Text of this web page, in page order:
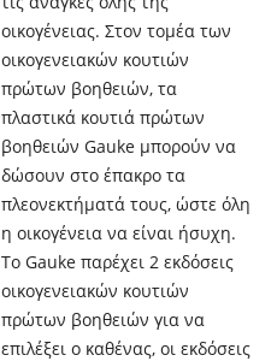
οικογένειας. Στον τομέα των
οικογενειακών κουτιών
πρώτων βοηθειών, τα
πλαστικά κουτιά πρώτων
βοηθειών Gauke μπορούν να
δώσουν στο έπακρο τα
πλεονεκτήματά τους, ώστε όλη
η οικογένεια να είναι ήσυχη.
Το Gauke παρέχει 2 εκδόσεις
οικογενειακών κουτιών
πρώτων βοηθειών για να
επιλέξει ο καθένας, οι εκδόσεις